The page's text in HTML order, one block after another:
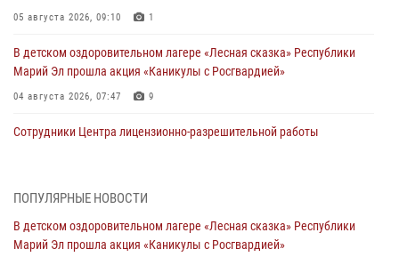
05 августа 2026, 09:10 1
В детском оздоровительном лагере «Лесная сказка» Республики
Марий Эл прошла акция «Каникулы с Росгвардией»
04 августа 2026, 07:47 9
Сотрудники Центра лицензионно-разрешительной работы
04 августа 2026, 06:46
В Йошкар-Оле для сотрудников Росгвардии провели занятие по
антикоррупционной тематике
ПОПУЛЯРНЫЕ НОВОСТИ
В детском оздоровительном лагере «Лесная сказка» Республики
Марий Эл прошла акция «Каникулы с Росгвардией»